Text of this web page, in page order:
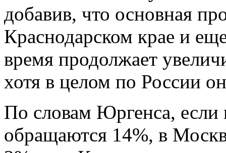
добавив, что основная
Краснодарском крае и
время продолжает
хотя в целом по России
По словам Юргенса,
обращаются 14%, в